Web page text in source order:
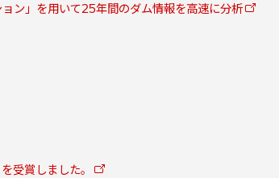
ン」を用いて25年間のダム情報を高速に分析
受賞しました。